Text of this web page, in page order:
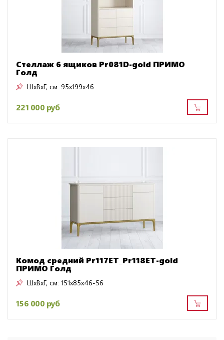
Стеллаж 6 ящиков Pr081D-gold ПРИМО
Голд
ШxВxГ, см: 95x199x46
221 000 руб
Комод средний Pr117ET_Pr118ET-gold
ПРИМО Голд
ШxВxГ, см: 151x85x46-56
156 000 руб